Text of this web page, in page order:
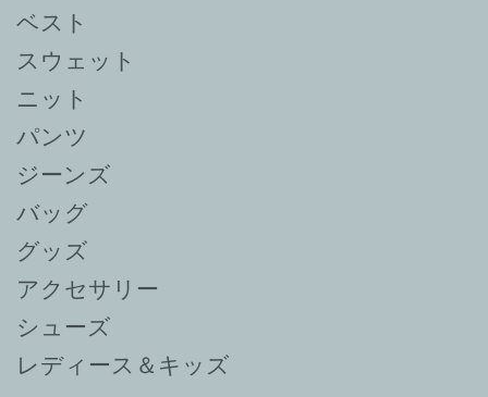
ベスト
スウェット
ニット
パンツ
ジーンズ
バッグ
グッズ
アクセサリー
シューズ
レディース＆キッズ